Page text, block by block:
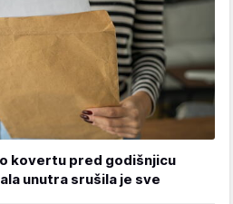
kovertu pred godišnjicu
unutra srušila je sve